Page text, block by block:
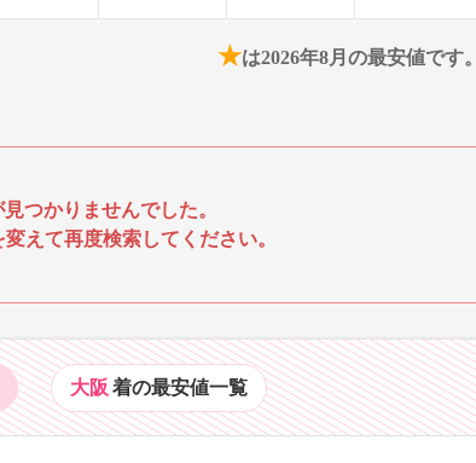
★は2026年8月の最安値です。
つかりませんでした。
えて再度検索してください。
大阪 着の最安値一覧